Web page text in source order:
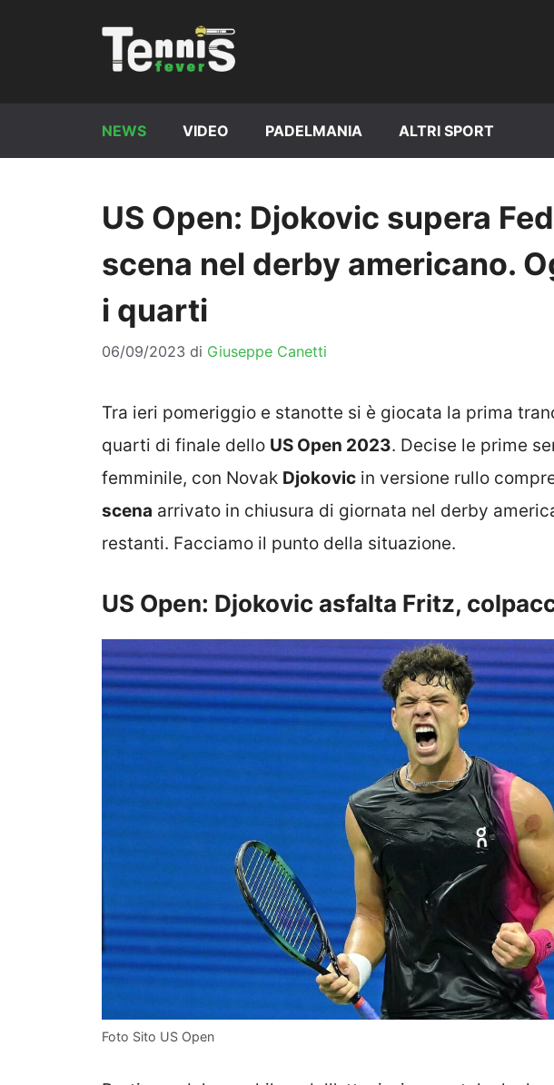
NEWS VIDEO PADELMANIA ALTRI SPORT
US Open: Djokovic supera
scena nel derby americano.
i quarti
06/09/2023 di Giuseppe Canetti
Tra ieri pomeriggio e stanotte si è giocata la prima
quarti di finale dello US Open 2023. Decise le prime
femminile, con Novak Djokovic in versione rullo
scena arrivato in chiusura di giornata nel derby
restanti. Facciamo il punto della situazione.
US Open: Djokovic asfalta Fritz,
Foto Sito US Open